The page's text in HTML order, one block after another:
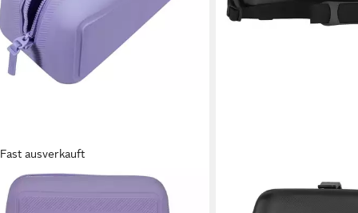
Fast ausverkauft
AMERICAN TOURISTER®
Kosmetiktasche URBAN GROOVE,
AMERICAN TOURISTER®
Beautycase Flashline, ABS